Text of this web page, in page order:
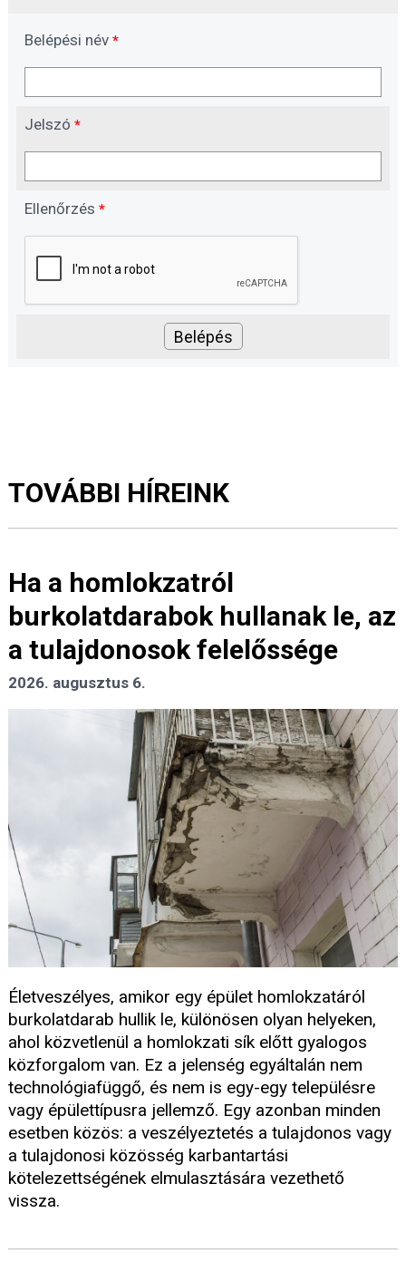
Belépési név *
Jelszó *
Ellenőrzés *
TOVÁBBI HÍREINK
Ha a homlokzatról
burkolatdarabok hullanak le, az
a tulajdonosok felelőssége
2026. augusztus 6.
Életveszélyes, amikor egy épület homlokzatáról
burkolatdarab hullik le, különösen olyan helyeken,
ahol közvetlenül a homlokzati sík előtt gyalogos
közforgalom van. Ez a jelenség egyáltalán nem
technológiafüggő, és nem is egy-egy településre
vagy épülettípusra jellemző. Egy azonban minden
esetben közös: a veszélyeztetés a tulajdonos vagy
a tulajdonosi közösség karbantartási
kötelezettségének elmulasztására vezethető
vissza.